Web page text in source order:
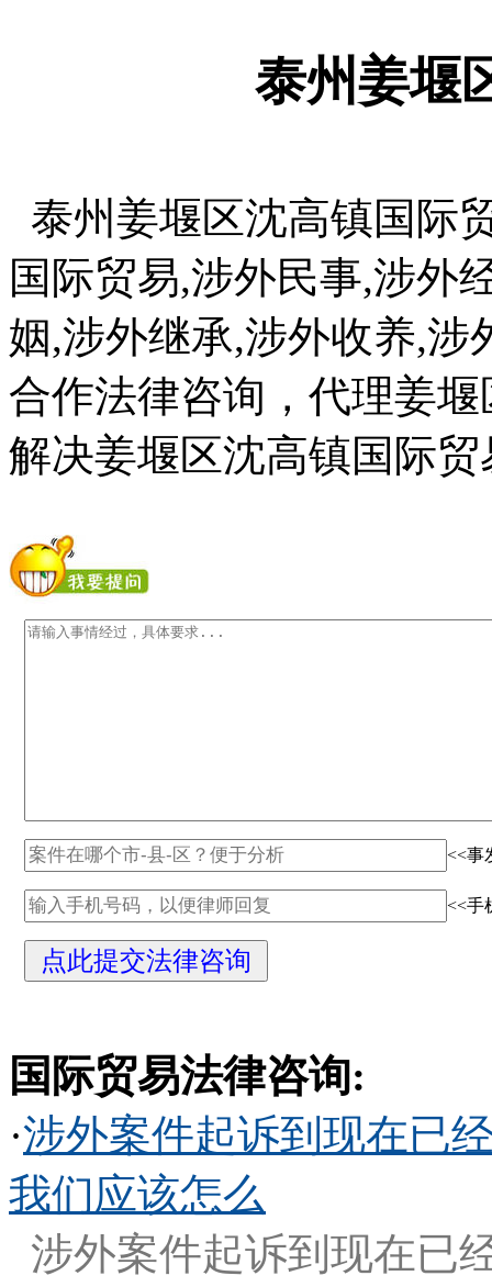
泰州姜堰
泰州姜堰区沈高镇国际
国际贸易,涉外民事,涉外
姻,涉外继承,涉外收养,涉
合作法律咨询，代理姜
解决姜堰区沈高镇国际
<<事
<<手
国际贸易法律咨询:
·涉外案件起诉到现在已
我们应该怎么
涉外案件起诉到现在已